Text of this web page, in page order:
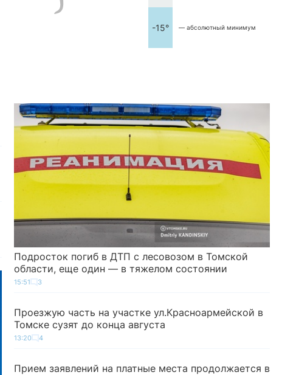
-15° — абсолютный минимум
Подросток погиб в ДТП с лесовозом в Томской
области, еще один — в тяжелом состоянии
15:51 3
Проезжую часть на участке ул.Красноармейской в
Томске сузят до конца августа
13:20 4
Прием заявлений на платные места продолжается в